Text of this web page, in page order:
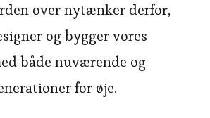
over nytænker derfor,
og bygger vores
både nuværende og
for øje.